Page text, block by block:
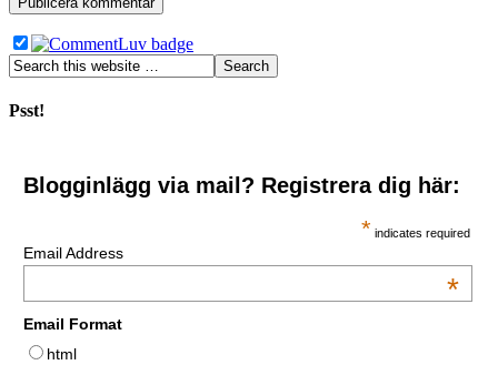
Psst!
Blogginlägg via mail? Registrera dig här:
* indicates required
Email Address
*
Email Format
html